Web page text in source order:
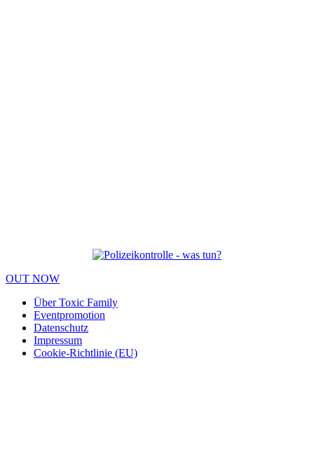
OUT NOW
Über Toxic Family
Eventpromotion
Datenschutz
Impressum
Cookie-Richtlinie (EU)